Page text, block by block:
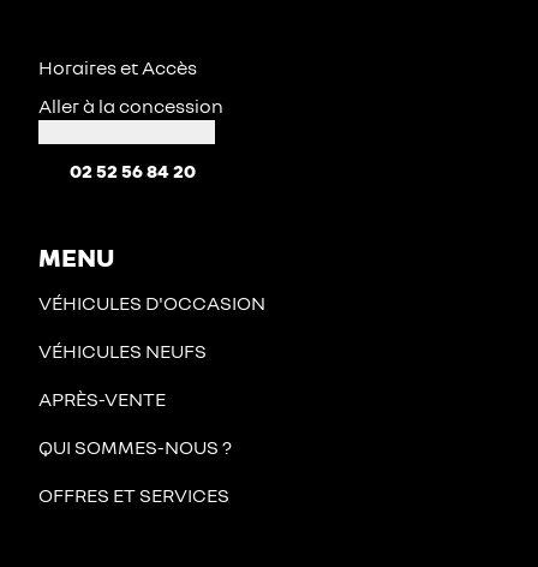
Horaires et Accès
Aller à la concession
02 52 56 84 20
MENU
VÉHICULES D'OCCASION
VÉHICULES NEUFS
APRÈS-VENTE
QUI SOMMES-NOUS ?
OFFRES ET SERVICES